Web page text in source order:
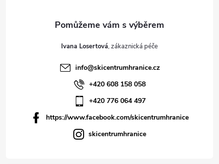
Ivana Losertová
info@skicentrumhranice.cz
+420 608 158 058
+420 776 064 497
https://www.facebook.com/skicentrumhranice
skicentrumhranice